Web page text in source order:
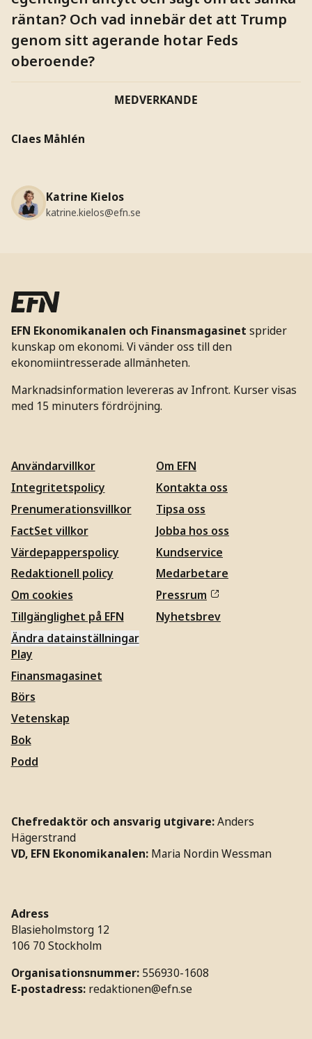
räntan? Och vad innebär det att Trump
genom sitt agerande hotar Feds
oberoende?
MEDVERKANDE
Claes Måhlén
Katrine Kielos
katrine.kielos@efn.se
EFN Ekonomikanalen och Finansmagasinet sprider
kunskap om ekonomi. Vi vänder oss till den
ekonomiintresserade allmänheten.
Marknadsinformation levereras av Infront. Kurser visas
med 15 minuters fördröjning.
Användarvillkor
Integritetspolicy
Prenumerationsvillkor
FactSet villkor
Värdepapperspolicy
Redaktionell policy
Om cookies
Tillgänglighet på EFN
Ändra datainställningar
Om EFN
Kontakta oss
Tipsa oss
Jobba hos oss
Kundservice
Medarbetare
Pressrum
Nyhetsbrev
Play
Finansmagasinet
Börs
Vetenskap
Bok
Podd
Chefredaktör och ansvarig utgivare: Anders
Hägerstrand
VD, EFN Ekonomikanalen: Maria Nordin Wessman
Adress
Blasieholmstorg 12
106 70 Stockholm
Organisationsnummer: 556930-1608
E-postadress: redaktionen@efn.se